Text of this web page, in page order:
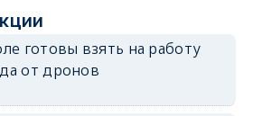
готовы взять на работу
от дронов